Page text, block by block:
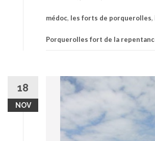
médoc, les forts de porquerolles,
Porquerolles fort de la
18
NOV